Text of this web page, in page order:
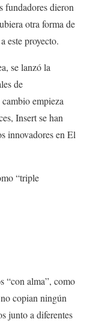
fundadores dieron
otra forma de
este proyecto.
se lanzó la
de
empieza
Insert se han
innovadores en El
“triple
“con alma”, como
copian ningún
junto a diferentes